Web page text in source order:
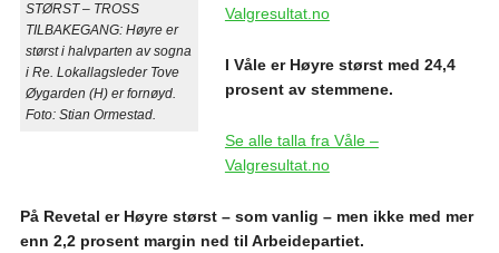
STØRST – TROSS
TILBAKEGANG: Høyre er
størst i halvparten av sogna
i Re. Lokallagsleder Tove
Øygarden (H) er fornøyd.
Foto: Stian Ormestad.
Valgresultat.no
I Våle er Høyre størst med 24,4
prosent av stemmene.
Se alle talla fra Våle –
Valgresultat.no
På Revetal er Høyre størst – som vanlig – men ikke med mer
enn 2,2 prosent margin ned til Arbeidepartiet.